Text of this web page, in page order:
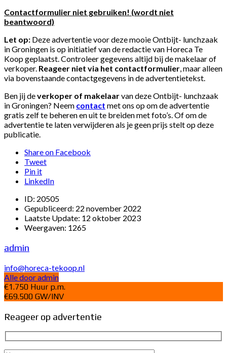
Contactformulier niet gebruiken! (wordt niet
beantwoord)
Let op: Deze advertentie voor deze mooie Ontbijt- lunchzaak
in Groningen is op initiatief van de redactie van Horeca Te
Koop geplaatst. Controleer gegevens altijd bij de makelaar of
verkoper. Reageer niet via het contactformulier, maar alleen
via bovenstaande contactgegevens in de advertentietekst.
Ben jij deverkoper of makelaarvan deze Ontbijt- lunchzaak
in Groningen? Neem contact met ons op om de advertentie
gratis zelf te beheren en uit te breiden met foto’s. Of om de
advertentie te laten verwijderen als je geen prijs stelt op deze
publicatie.
Share on Facebook
Tweet
Pin it
LinkedIn
ID: 20505
Gepubliceerd: 22 november 2022
Laatste Update: 12 oktober 2023
Weergaven: 1265
admin
info@horeca-tekoop.nl
Alle door admin
€1.750 Huur p.m.
€69.500 GW/INV
Reageer op advertentie